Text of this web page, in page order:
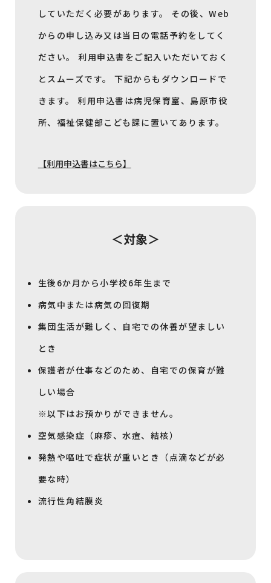
していただく必要があります。 その後、Web
からの申し込み又は当日の電話予約をしてく
ださい。 利用申込書をご記入いただいておく
とスムーズです。 下記からもダウンロードで
きます。 利用申込書は病児保育室、島原市役
所、福祉保健部こども課に置いてあります。
【利用申込書はこちら】
＜対象＞
生後6か月から小学校6年生まで
病気中または病気の回復期
集団生活が難しく、自宅での休養が望ましい
とき
保護者が仕事などのため、自宅での保育が難
しい場合
※以下はお預かりができません。
空気感染症（麻疹、水痘、結核）
発熱や嘔吐で症状が重いとき（点滴などが必
要な時）
流行性角結膜炎